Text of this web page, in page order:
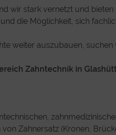
wir stark vernetzt und
die Möglichkeit, sich
weiter auszubauen,
Zahntechnik in
Zahnersatz (Kronen,